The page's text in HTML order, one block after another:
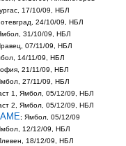
17/10/09, НБЛ
24/10/09, НБЛ
31/10/09, НБЛ
07/11/09, НБЛ
14/11/09, НБЛ
21/11/09, НБЛ
27/11/09, НБЛ
1, Ямбол, 05/12/09, НБЛ
2, Ямбол, 05/12/09, НБЛ
; Ямбол, 05/12/09
12/12/09, НБЛ
18/12/09, НБЛ